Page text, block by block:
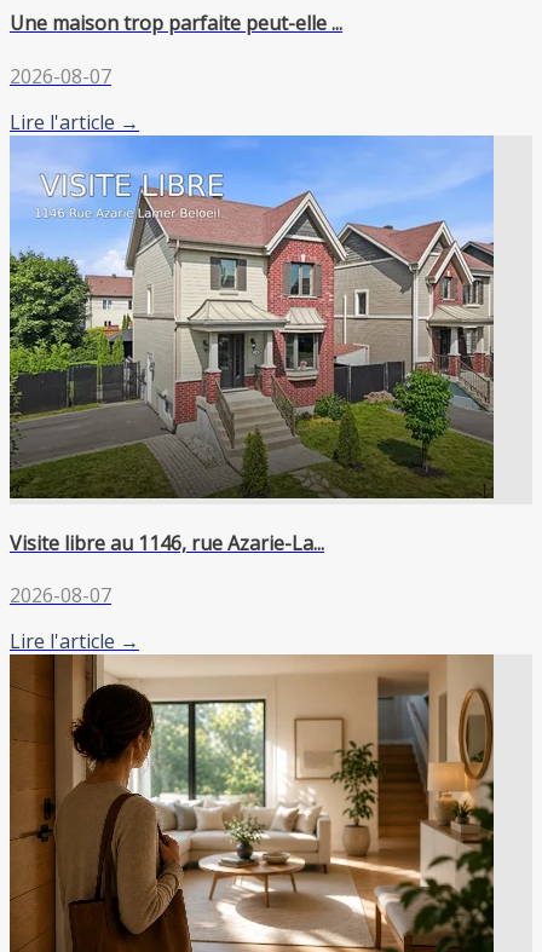
Une maison trop parfaite peut-elle ...
2026-08-07
Lire l'article →
Visite libre au 1146, rue Azarie-La...
2026-08-07
Lire l'article →